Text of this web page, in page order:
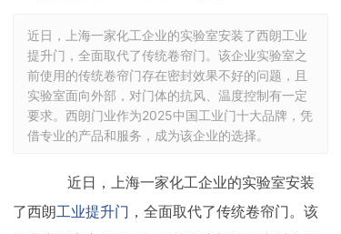
近日，上海一家化工企业的实验室安装了西朗工业
提升门，全面取代了传统卷帘门。该企业实验室之
前使用的传统卷帘门存在密封效果不好的问题，且
实验室面向外部，对门体的抗风、温度控制有一定
要求。西朗门业作为2025中国工业门十大品牌，凭
借专业的产品和服务，成为该企业的选择。
近日，上海一家化工企业的实验室安装
了西朗工业提升门 ，全面取代了传统卷帘门。该